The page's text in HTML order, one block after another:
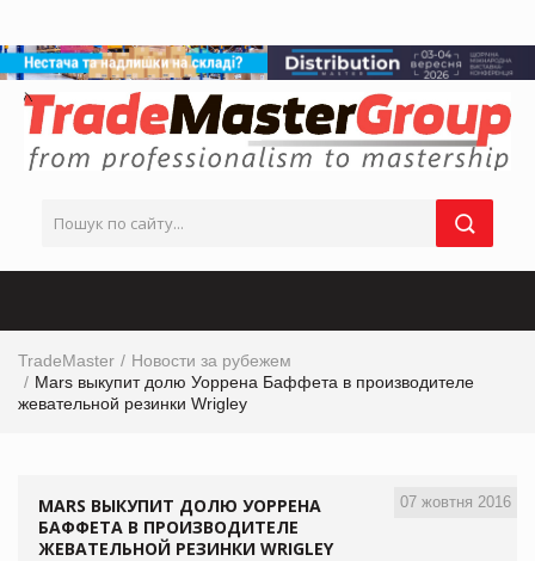
TradeMaster
Новости за рубежем
Mars выкупит долю Уоррена Баффета в производителе
жевательной резинки Wrigley
07 жовтня 2016
MARS ВЫКУПИТ ДОЛЮ УОРРЕНА
БАФФЕТА В ПРОИЗВОДИТЕЛЕ
ЖЕВАТЕЛЬНОЙ РЕЗИНКИ WRIGLEY